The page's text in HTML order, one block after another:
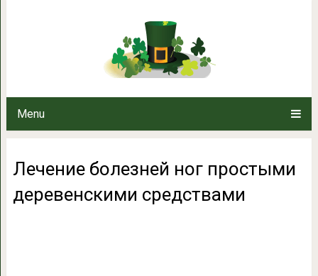
Menu
Лечение болезней ног
Лечение болезней ног простыми
деревенскими средствами